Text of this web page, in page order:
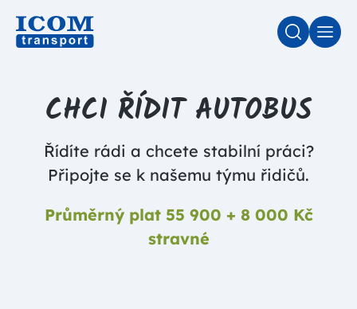
CHCI ŘÍDIT AUTOBUS
Řídíte rádi a chcete stabilní práci?
Připojte se k našemu týmu řidičů.
Průměrný plat 55 900 + 8 000 Kč
stravné